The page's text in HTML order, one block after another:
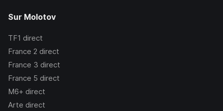
Sur Molotov
TF1 direct
France 2 direct
France 3 direct
France 5 direct
M6+ direct
Arte direct